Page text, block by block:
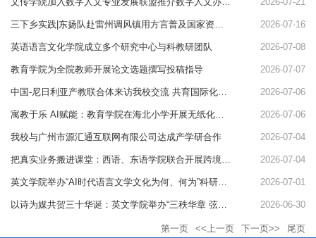
三下乡实践|东扬队赴雷州调风镇用方言普及国家资助政策 2026-07-16
英语语言文化学院成立多个研究中心与科教研团队 2026-07-08
教育学院为全院教师开展论文选题撰写投稿指导 2026-07-07
中国-尼日利亚产教联合体来访我校交流 共育国际化应用型人才 2026-07-06
寓教于乐 AI赋能：教育学院在海北小学开展无纸化多元智测评 2026-07-06
​我校与广州市源汇通互联网有限公司达成产学研合作 2026-07-04
把真实业务搬进课堂：西语、东语学院联合开展跨境实训课程 2026-07-04
英文学院举办“AI时代语言文学文化为何、何为”科研分享务实恳谈会 2026-07-01
以诗为媒共贺三十华诞：英文学院举办“三秩华章 弦歌南国”诗韵雅集 2026-06-30
第一页 <<上一页 下一页>> 尾页